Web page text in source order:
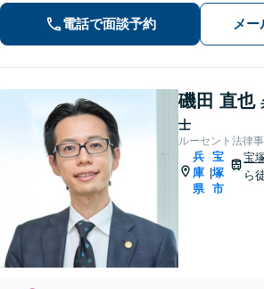
「リボ払いの
の借金を急に
ください
電話で面談予約 メ
磯田 直也
士
ルーセント法律
兵
庫
県
|
宝
塚
市
宝
ら